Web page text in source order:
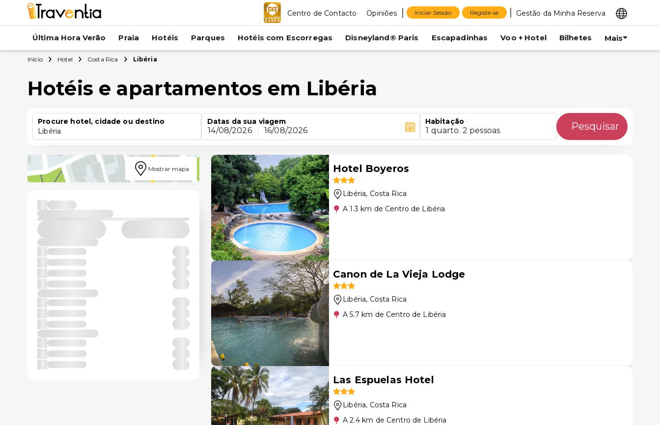
Centro de Contacto Opiniões Iniciar Sessão Registe-se Gestão da Minha Reserva
Última Hora Verão Praia Hotéis Parques Hotéis com Escorregas Disneyland® Paris Escapadinhas Voo + Hotel Bilhetes Mais
Início Hotel Costa Rica Libéria
Hotéis e apartamentos em Libéria
Procure hotel, cidade ou destino
Libéria
Datas da sua viagem
14/08/2026 16/08/2026
Habitação
1 quarto. 2 pessoas Pesquisar
Mostrar mapa Hotel Boyeros
Libéria, Costa Rica
A 1.3 km de Centro de Libéria
Canon de La Vieja Lodge
Libéria, Costa Rica
A 5.7 km de Centro de Libéria
Las Espuelas Hotel
Libéria, Costa Rica
A 2.4 km de Centro de Libéria